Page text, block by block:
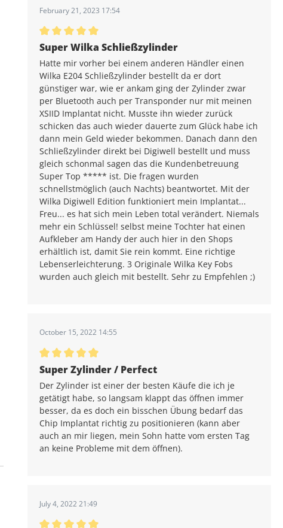
February 21, 2023 17:54
Average rating of 5 out of 5 stars
Super Wilka Schließzylinder
Hatte mir vorher bei einem anderen Händler einen
Wilka E204 Schließzylinder bestellt da er dort
günstiger war, wie er ankam ging der Zylinder zwar
per Bluetooth auch per Transponder nur mit meinen
XSIID Implantat nicht. Musste ihn wieder zurück
schicken das auch wieder dauerte zum Glück habe ich
dann mein Geld wieder bekommen. Danach dann den
Schließzylinder direkt bei Digiwell bestellt und muss
gleich schonmal sagen das die Kundenbetreuung
Super Top ***** ist. Die fragen wurden
schnellstmöglich (auch Nachts) beantwortet. Mit der
Wilka Digiwell Edition funktioniert mein Implantat...
Freu... es hat sich mein Leben total verändert. Niemals
mehr ein Schlüssel! selbst meine Tochter hat einen
Aufkleber am Handy der auch hier in den Shops
erhältlich ist, damit Sie rein kommt. Eine richtige
Lebenserleichterung. 3 Originale Wilka Key Fobs
wurden auch gleich mit bestellt. Sehr zu Empfehlen ;)
October 15, 2022 14:55
Average rating of 5 out of 5 stars
Super Zylinder / Perfect
Der Zylinder ist einer der besten Käufe die ich je
getätigt habe, so langsam klappt das öffnen immer
besser, da es doch ein bisschen Übung bedarf das
Chip Implantat richtig zu positionieren (kann aber
auch an mir liegen, mein Sohn hatte vom ersten Tag
an keine Probleme mit dem öffnen).
July 4, 2022 21:49